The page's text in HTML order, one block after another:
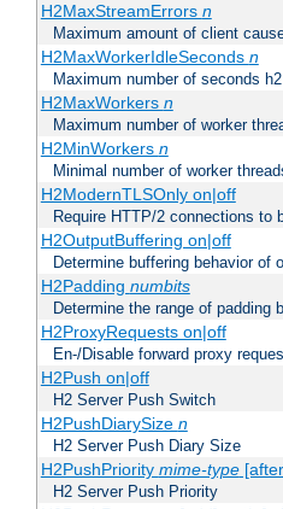
H2MaxStreamErrors n
Maximum amount of client
H2MaxWorkerIdleSeconds n
Maximum number of seconds
H2MaxWorkers n
Maximum number of worker
H2MinWorkers n
Minimal number of worker
H2ModernTLSOnly on|off
Require HTTP/2 connections to
H2OutputBuffering on|off
Determine buffering behavior of
H2Padding numbits
Determine the range of padding
H2ProxyRequests on|off
En-/Disable forward proxy
H2Push on|off
H2 Server Push Switch
H2PushDiarySize n
H2 Server Push Diary Size
H2PushPriority mime-type
H2 Server Push Priority